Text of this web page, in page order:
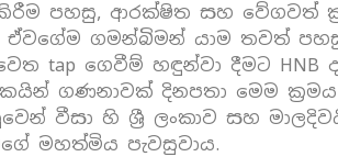
කිරීම පහසු, ආරක්ෂිත සහ වේගවත්
ගමන්බිමන් යාම තවත්
tap ගෙවීම් හඳුන්වා දීමට HNB
ගණනාවක් දිනපතා මෙම
වීසා හි ශ්‍රී ලංකාව සහ
මහත්මිය පැවසුවාය.